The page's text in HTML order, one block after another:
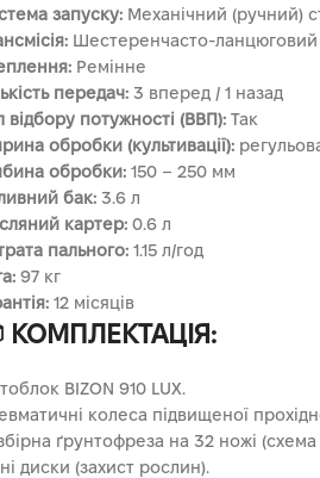
запуску: Механічний (ручний)
Шестеренчасто-ланцюговий
Ремінне
передач: 3 вперед / 1 назад
відбору потужності (ВВП): Так
обробки (культивації):
обробки: 150 – 250 мм
бак: 3.6 л
картер: 0.6 л
пального: 1.15 л/год
97 кг
12 місяців
КОМПЛЕКТАЦІЯ:
BIZON 910 LUX.
колеса підвищеної
ґрунтофреза на 32 ножі (схема
диски (захист рослин).